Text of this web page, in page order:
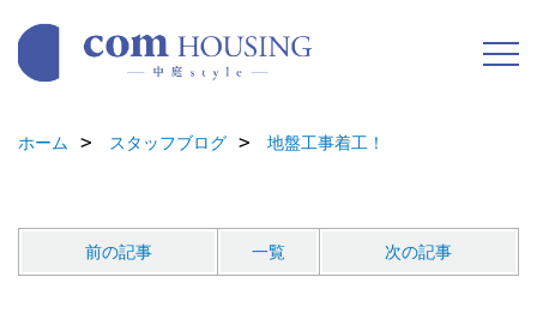
ホーム スタッフブログ 地盤工事着工！
前の記事 一覧 次の記事